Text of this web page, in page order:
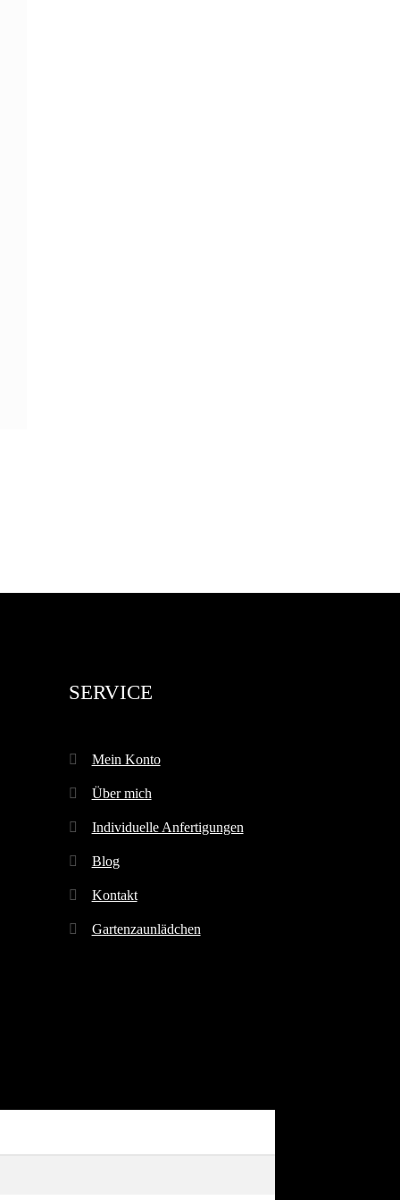
SERVICE
Mein Konto
Über mich
Individuelle Anfertigungen
Blog
Kontakt
Gartenzaunlädchen